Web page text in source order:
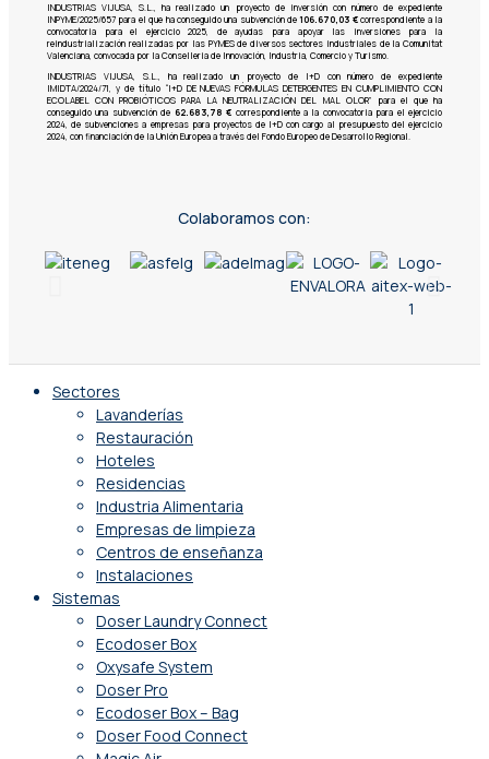
INDUSTRIAS VIJUSA, S.L.,ha realizado un proyecto de inversión con número de expediente
INPYME/2025/657 para el que ha conseguido una subvención de106.670,03 €correspondiente a la
convocatoria para el ejercicio 2025, de ayudas para apoyar las inversiones para la
reindustrialización realizadas por las PYMES de diversos sectores industriales de la Comunitat
Valenciana, convocada por la Conselleria de Innovación, Industria, Comercio y Turismo.
INDUSTRIAS VIJUSA, S.L., ha realizado un proyecto de I+D con número de expediente
IMIDTA/2024/71, y de título “I+D DE NUEVAS FÓRMULAS DETERGENTES EN CUMPLIMIENTO CON
ECOLABEL CON PROBIÓTICOS PARA LA NEUTRALIZACIÓN DEL MAL OLOR” para el que ha
conseguido una subvención de 62.683,78 € correspondiente a la convocatoria para el ejercicio
2024, de subvenciones a empresas para proyectos de I+D con cargo al presupuesto del ejercicio
2024, con financiación de la Unión Europea a través del Fondo Europeo de Desarrollo Regional.
Colaboramos con:
Sectores
Lavanderías
Restauración
Hoteles
Residencias
Industria Alimentaria
Empresas de limpieza
Centros de enseñanza
Instalaciones
Sistemas
Doser Laundry Connect​
Ecodoser Box
Oxysafe System
Doser Pro
Ecodoser Box – Bag
Doser Food Connect